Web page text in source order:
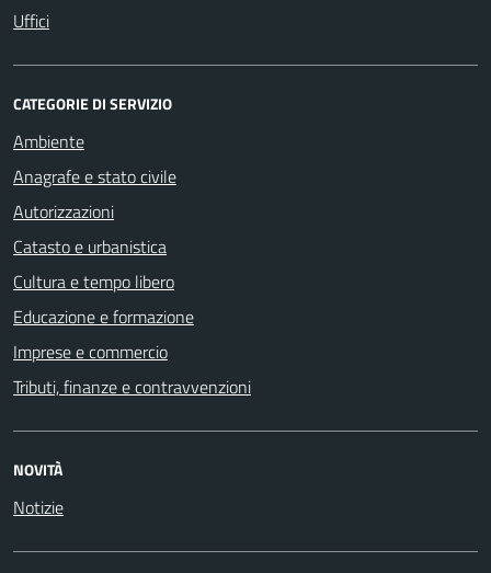
Uffici
CATEGORIE DI SERVIZIO
Ambiente
Anagrafe e stato civile
Autorizzazioni
Catasto e urbanistica
Cultura e tempo libero
Educazione e formazione
Imprese e commercio
Tributi, finanze e contravvenzioni
NOVITÀ
Notizie